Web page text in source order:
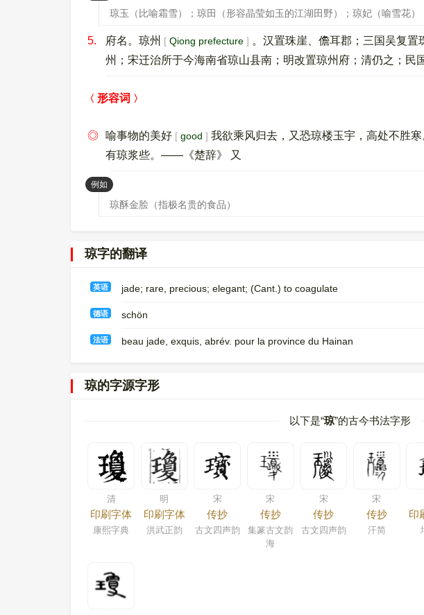
琼玉（比喻霜雪）；琼田（形容晶莹如玉的江湖田野）；琼妃（喻雪花）
5. 府名。琼州 Qiong prefecture
。汉置珠崖、儋耳郡；三国吴复
州；宋迁治所于今海南省琼山县南；明改置琼州府；清仍之；民
形容词
◎ 喻事物的美好 good
我欲乘风归去，又恐琼楼玉宇，高处不胜
有琼浆些。——《楚辞》 又
例如 ：
琼酥金脍（指极名贵的食品）
琼字的翻译
英语 jade; rare, precious; elegant; (Cant.) to coagulate
德语 schön
法语 beau jade, exquis, abrév. pour la province du Hainan
琼的字源字形
以下是“琼”的古今书法字形
清
印刷字体
康熙字典
明
印刷字体
洪武正韵
宋
传抄
古文四声韵
宋
传抄
集篆古文韵
海
宋
传抄
古文四声韵
宋
传抄
汗简
印